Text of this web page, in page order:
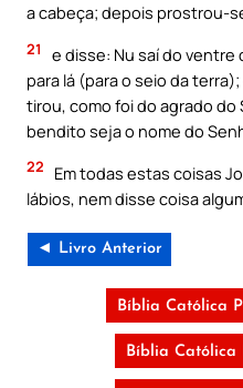
a cabeça; depois prostrou-
21
e disse: Nu saí do ventre
para lá (para o seio da
tirou, como foi do agrado do
bendito seja o nome do
22
Em todas estas coisas
lábios, nem disse coisa
◄ Livro Anterior
Bíblia Católica
Bíblia Católica